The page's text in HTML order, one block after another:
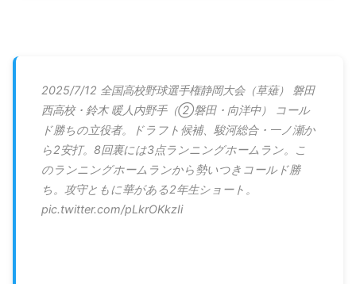
2025/7/12 全国高校野球選手権静岡大会（草薙） 磐田
西高校・鈴木 暖人内野手（②磐田・向洋中） コール
ド勝ちの立役者。ドラフト候補、駿河総合・一ノ瀬か
ら2安打。8回裏には3点ランニングホームラン。こ
のランニングホームランから勢いつきコールド勝
ち。攻守ともに華がある2年生ショート。
pic.twitter.com/pLkrOKkzIi